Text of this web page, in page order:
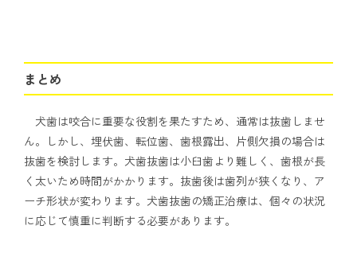
まとめ
犬歯は咬合に重要な役割を果たすため、通常は抜歯しませ
ん。しかし、埋伏歯、転位歯、歯根露出、片側欠損の場合は
抜歯を検討します。犬歯抜歯は小臼歯より難しく、歯根が長
く太いため時間がかかります。抜歯後は歯列が狭くなり、ア
ーチ形状が変わります。犬歯抜歯の矯正治療は、個々の状況
に応じて慎重に判断する必要があります。